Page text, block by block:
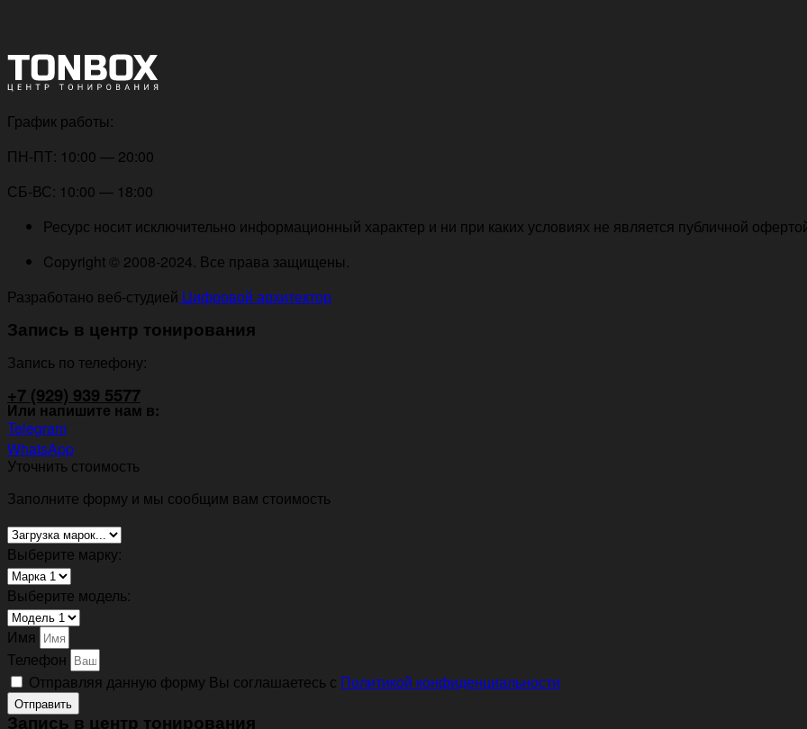
График работы:
ПН-ПТ: 10:00 — 20:00
СБ-ВС: 10:00 — 18:00
Ресурс носит исключительно информационный характер и ни при каких условиях не является публичной
Copyright © 2008-2024. Все права защищены.
Разработано веб-студией Цифровой архитектор
Запись в центр тонирования
Запись по телефону:
+7 (929) 939 5577
Или напишите нам в:
Telegram
WhatsApp
Уточнить стоимость
Заполните форму и мы сообщим вам стоимость
Выберите марку:
Выберите модель:
Имя
Телефон
Отправляя данную форму Вы соглашаетесь с Политикой конфиденциальности
Отправить
Запись в центр тонирования